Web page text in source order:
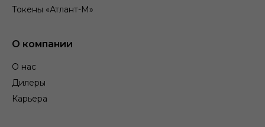
Токены «Атлант-М»
О компании
О нас
Дилеры
Карьера